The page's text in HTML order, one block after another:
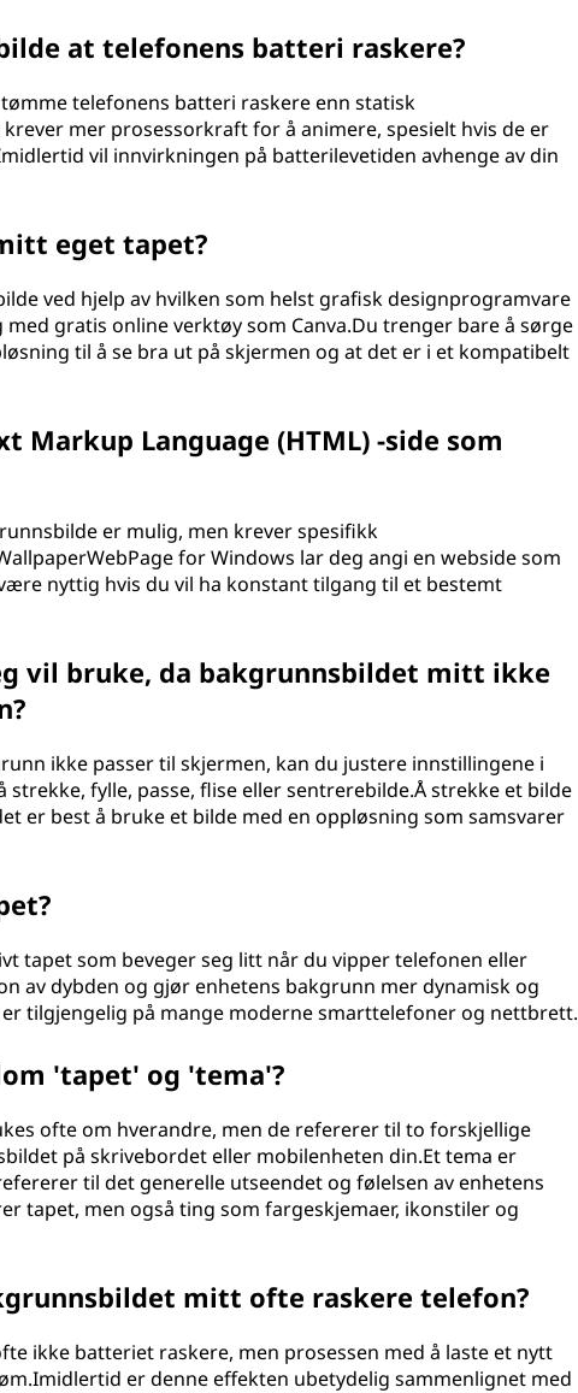
at telefonens batteri raskere?
telefonens batteri raskere enn statisk
mer prosessorkraft for å animere, spesielt hvis de er
vil innvirkningen på batterilevetiden avhenge av din
eget tapet?
ved hjelp av hvilken som helst grafisk designprogramvare
gratis online verktøy som Canva.Du trenger bare å sørge
til å se bra ut på skjermen og at det er i et kompatibelt
Markup Language (HTML) -side som
er mulig, men krever spesifikk
for Windows lar deg angi en webside som
nyttig hvis du vil ha konstant tilgang til et bestemt
vil bruke, da bakgrunnsbildet mitt ikke
ikke passer til skjermen, kan du justere innstillingene i
strekke, fylle, passe, flise eller sentrerebilde.Å strekke et bilde
er best å bruke et bilde med en oppløsning som samsvarer
tapet som beveger seg litt når du vipper telefonen eller
av dybden og gjør enhetens bakgrunn mer dynamisk og
tilgjengelig på mange moderne smarttelefoner og nettbrett.
'tapet' og 'tema'?
ofte om hverandre, men de refererer til to forskjellige
på skrivebordet eller mobilenheten din.Et tema er
til det generelle utseendet og følelsen av enhetens
tapet, men også ting som fargeskjemaer, ikonstiler og
mitt ofte raskere telefon?
ikke batteriet raskere, men prosessen med å laste et nytt
er denne effekten ubetydelig sammenlignet med